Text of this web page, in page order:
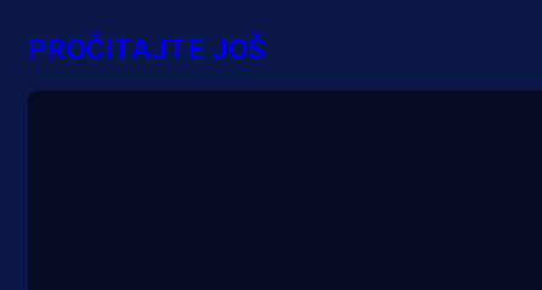
PROČITAJTE JOŠ